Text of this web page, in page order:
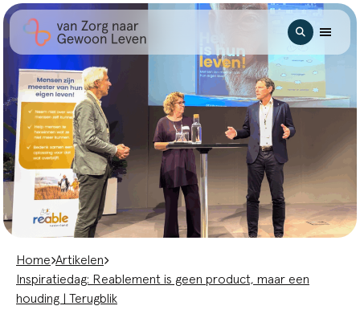
Ga naar hoofdinhoud
Zoeken
Home Artikelen
Inspiratiedag: Reablement is geen product, maar een
houding | Terugblik